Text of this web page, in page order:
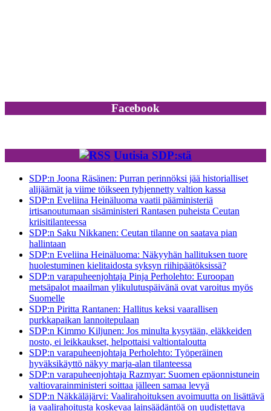
Facebook
Uutisia SDP:stä
SDP:n Joona Räsänen: Purran perinnöksi jää historialliset
alijäämät ja viime töikseen tyhjennetty valtion kassa
SDP:n Eveliina Heinäluoma vaatii pääministeriä
irtisanoutumaan sisäministeri Rantasen puheista Ceutan
kriisitilanteessa
SDP:n Saku Nikkanen: Ceutan tilanne on saatava pian
hallintaan
SDP:n Eveliina Heinäluoma: Näkyyhän hallituksen tuore
huolestuminen kielitaidosta syksyn riihipäätöksissä?
SDP:n varapuheenjohtaja Pinja Perholehto: Euroopan
metsäpalot maailman ylikulutuspäivänä ovat varoitus myös
Suomelle
SDP:n Piritta Rantanen: Hallitus keksi vaarallisen
purkkapaikan lannoitepulaan
SDP:n Kimmo Kiljunen: Jos minulta kysytään, eläkkeiden
nosto, ei leikkaukset, helpottaisi valtiontaloutta
SDP:n varapuheenjohtaja Perholehto: Työperäinen
hyväksikäyttö näkyy marja-alan tilanteessa
SDP:n varapuheenjohtaja Razmyar: Suomen epäonnistunein
valtiovarainministeri soittaa jälleen samaa levyä
SDP:n Näkkäläjärvi: Vaalirahoituksen avoimuutta on lisättävä
ja vaalirahoitusta koskevaa lainsäädäntöä on uudistettava